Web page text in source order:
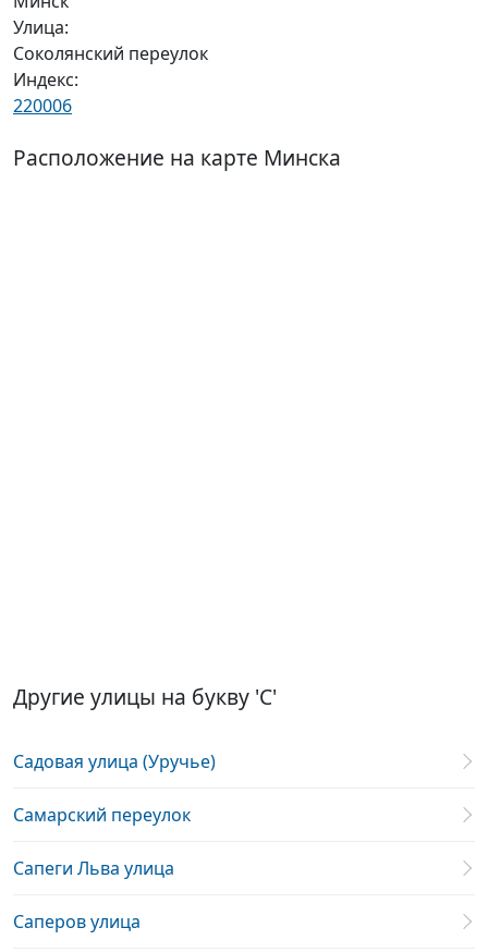
Улица:
Соколянский переулок
Индекс:
220006
Расположение на карте Минска
Другие улицы на букву 'С'
Садовая улица (Уручье)
Самарский переулок
Сапеги Льва улица
Саперов улица